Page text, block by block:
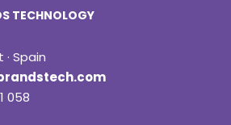
TECHNOLOGY
Spain
058